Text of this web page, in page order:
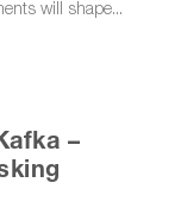
will shape
–